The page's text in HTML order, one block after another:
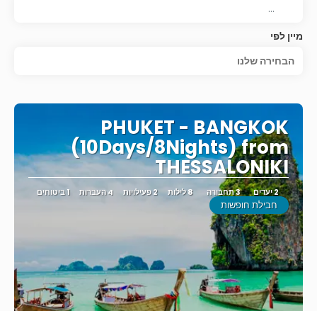
מיין לפי
הבחירה שלנו
PHUKET - BANGKOK
(10Days/8Nights) from
THESSALONIKI
2 יעדים 3 תחבורה 8 לילות 2 פעילויות 4 העברות 1 ביטוחים
חבילת חופשות